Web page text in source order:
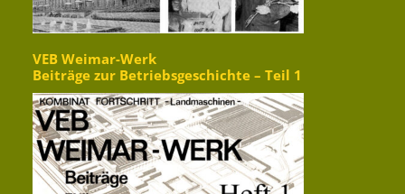
VEB Weimar-Werk
Beiträge zur Betriebsgeschichte – Teil 1